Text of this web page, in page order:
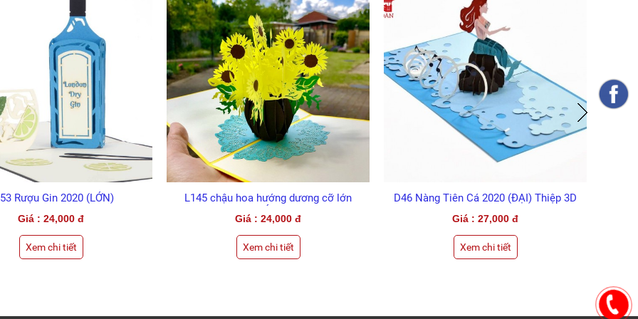
L145 chậu hoa hướng dương cỡ lớn
Giá : 24,000 đ
D46 Nàng Tiên Cá 2020 (ĐẠI) Thiệp 3D
Giá : 27,000 đ
D47 Rồng Lửa 2020 (ĐẠI)
Giá : 27,000 đ